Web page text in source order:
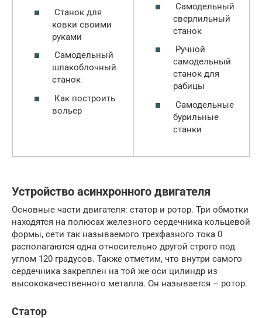
Станок для
ковки своими
руками
Самодельный
шлакоблочный
станок
Как построить
вольер
Самодельный
сверлильный
станок
Ручной
самодельный
станок для
рабицы
Самодельные
бурильные
станки
Устройство асинхронного двигателя
Основные части двигателя: статор и ротор. Три обмотки
находятся на полюсах железного сердечника кольцевой
формы, сети так называемого трехфазного тока 0
располагаются одна относительно другой строго под
углом 120 градусов. Также отметим, что внутри самого
сердечника закреплен на той же оси цилиндр из
высококачественного металла. Он называется – ротор.
Статор